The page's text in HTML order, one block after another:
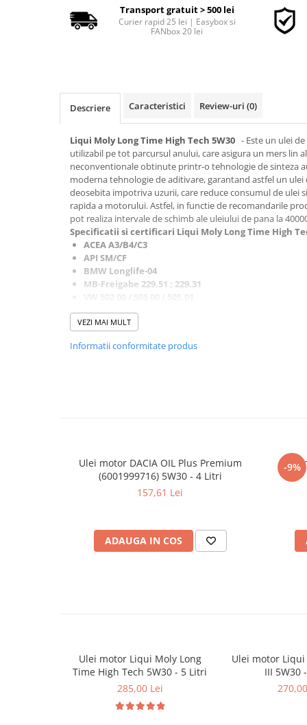
Intretinere barci
► Filtre auto
■ Accesorii filtre
■ Filtre combustibil
■ Filtre habitaclu
■ Filtre hidraulice
■ Filtre uscator
■ Filtre epurator
■ Filtre agent racire
Senzori uzura placute
Tamburi frana
Transport gratuit > 500 lei
Curier rapid 25 lei | Easybox si
FANbox 20 lei
Descriere Caracteristici Review-uri (0)
Liqui Moly Long Time High Tech 5W30 - Este un ulei
utilizabil pe tot parcursul anului, care asigura un mers lin
neconventionale obtinute printr-o tehnologie de sinteza
moderna tehnologie de aditivare, garantand astfel un
deosebita impotriva uzurii, care reduce consumul de ulei
rapida a motorului. Astfel, in functie de recomandarile
pot realiza intervale de schimb ale uleiului de pana la
Specificatii si certificari Liqui Moly Long Time High
ACEA A3/B4/C3
API SM/CF
BMW Longlife-04
MB-Freigabe 229.51 ; 229.31
Ford WSS M2C 917-A
VEZI MAI MULT
Informatii conformitate produs
Ulei motor DACIA OIL Plus Premium
(6001999716) 5W30 - 4 Litri
157,61 Lei
ADAUGA IN COS
-9%
Ulei
Ulei motor Liqui Moly Long
Time High Tech 5W30 - 5 Litri
285,00 Lei
Ulei motor
III 5W30